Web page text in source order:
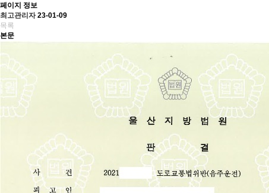
페이지 정보
최고관리자 23-01-09
목록
본문